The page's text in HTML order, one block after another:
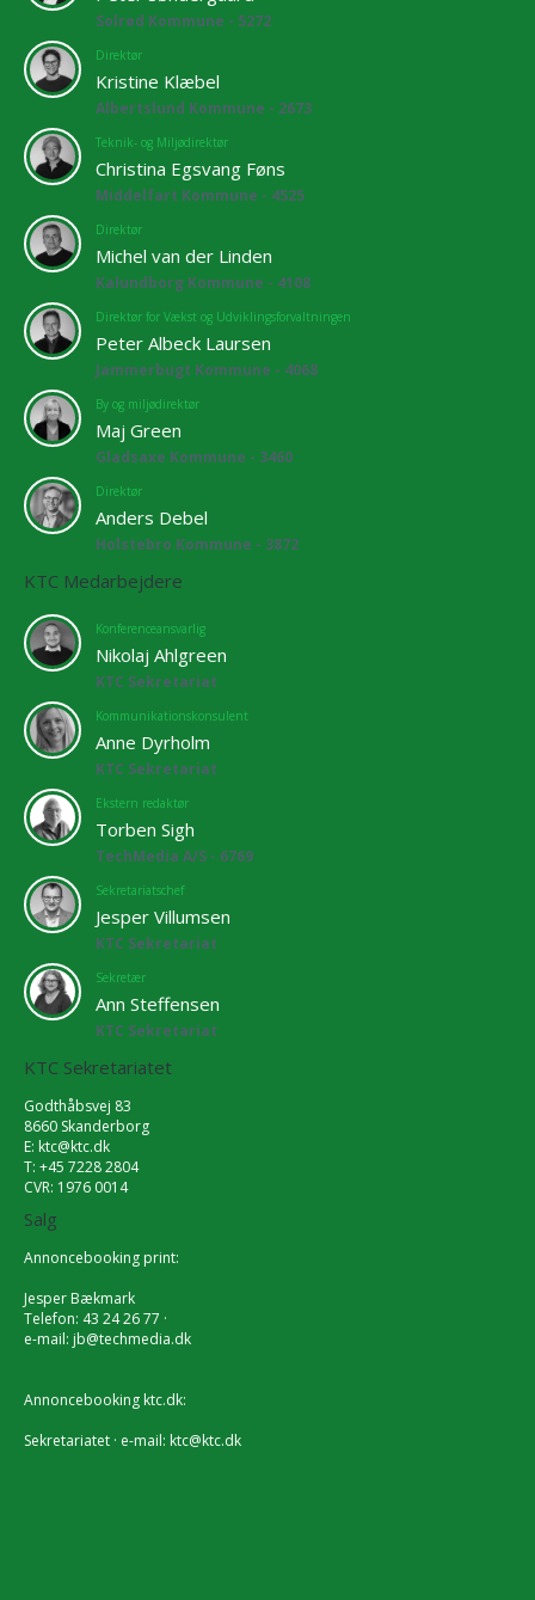
Solrød Kommune - 5272
Direktør
Kristine Klæbel
Albertslund Kommune - 2673
Teknik- og Miljødirektør
Christina Egsvang Føns
Middelfart Kommune - 4525
Direktør
Michel van der Linden
Kalundborg Kommune - 4108
Direktør for Vækst og Udviklingsforvaltningen
Peter Albeck Laursen
Jammerbugt Kommune - 4068
By og miljødirektør
Maj Green
Gladsaxe Kommune - 3460
Direktør
Anders Debel
Holstebro Kommune - 3872
KTC Medarbejdere
Konferenceansvarlig
Nikolaj Ahlgreen
KTC Sekretariat
Kommunikationskonsulent
Anne Dyrholm
KTC Sekretariat
Ekstern redaktør
Torben Sigh
TechMedia A/S - 6769
Sekretariatschef
Jesper Villumsen
KTC Sekretariat
Sekretær
Ann Steffensen
KTC Sekretariat
KTC Sekretariatet
Godthåbsvej 83
8660 Skanderborg
E: ktc@ktc.dk
T: +45 7228 2804
CVR: 1976 0014
Salg
Annoncebooking print:
Jesper Bækmark
Telefon: 43 24 26 77 ·
e-mail: jb@techmedia.dk
Annoncebooking ktc.dk:
Sekretariatet · e-mail: ktc@ktc.dk